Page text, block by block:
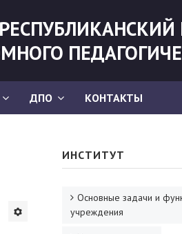
ДПО КОНТАКТЫ
ИНСТИТУТ
Основные задачи и
учреждения